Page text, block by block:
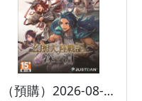
（預購）2026-08-27 NS2 幻想大陸戰記 中文版